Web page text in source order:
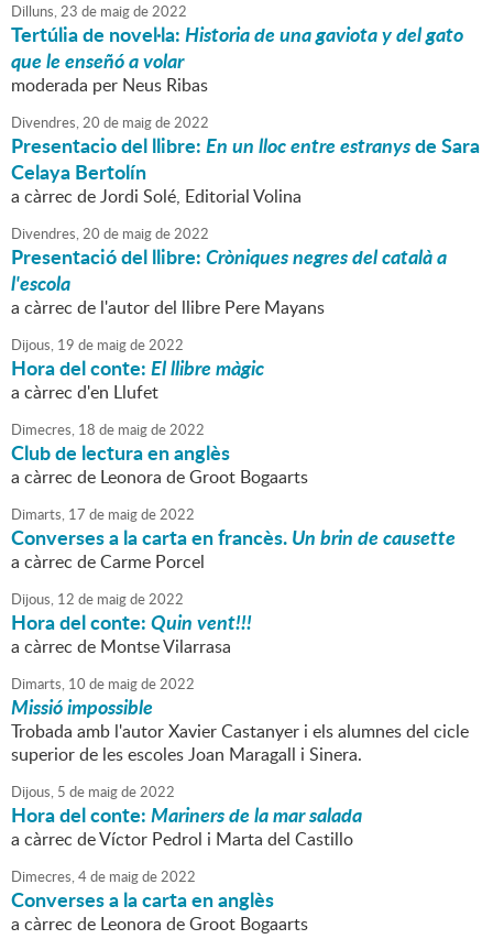
Dilluns,23 de maigde2022
Tertúlia de novel·la:Historia de una gaviota y del gato
que le enseñó a volar
moderada per Neus Ribas
Divendres,20 de maigde2022
Presentacio del llibre:En un lloc entre estranysde Sara
Celaya Bertolín
a càrrec de Jordi Solé, Editorial Volina
Divendres,20 de maigde2022
Presentació del llibre:Cròniques negres del català a
l'escola
a càrrec de l'autor del llibre Pere Mayans
Dijous, 19 de maigde2022
Hora del conte:El llibre màgic
a càrrec d'en Llufet
Dimecres, 18 de maigde2022
Club de lectura en anglès
a càrrec de Leonora de Groot Bogaarts
Dimarts, 17 de maigde2022
Converses a la carta en francès.Un brin de causette
a càrrec de Carme Porcel
Dijous, 12 de maigde2022
Hora del conte:Quin vent!!!
a càrrec de Montse Vilarrasa
Dimarts, 10 de maigde2022
Missió impossible
Trobada amb l'autor Xavier Castanyer i els alumnes del cicle
superior de les escoles Joan Maragall i Sinera.
Dijous, 5 de maigde2022
Hora del conte:Mariners de la mar salada
a càrrec de Víctor Pedrol i Marta del Castillo
Dimecres,4de maigde2022
Converses a la carta en anglès
a càrrec de Leonora de Groot Bogaarts